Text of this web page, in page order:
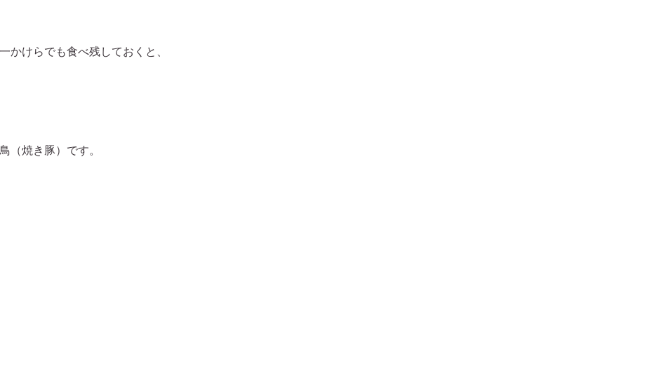
かけらでも食べ残しておくと、
（焼き豚）です。